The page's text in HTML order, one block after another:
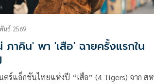
นธ์ 2569
ภาคิน' พา 'เสือ' ฉายครั้งแรกใน
ร์แอ็กชันไทยแห่งปี “เสือ” (4 Tigers) จาก สห